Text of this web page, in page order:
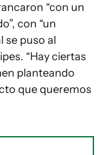
“con un
con “un
se puso al
“Hay ciertas
planteando
que queremos